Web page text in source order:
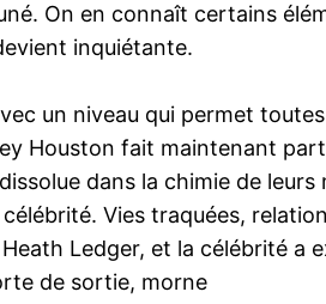
On en connaît certains
inquiétante.
un niveau qui permet
Houston fait maintenant
dans la chimie de leurs
Vies traquées,
Ledger, et la célébrité a
de sortie, morne